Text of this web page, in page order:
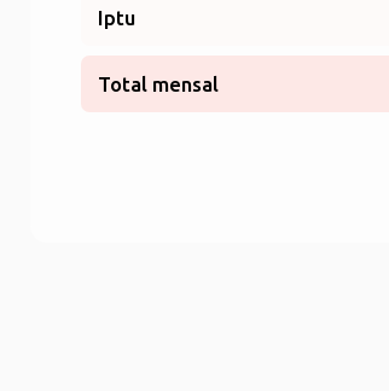
Iptu
Total mensal